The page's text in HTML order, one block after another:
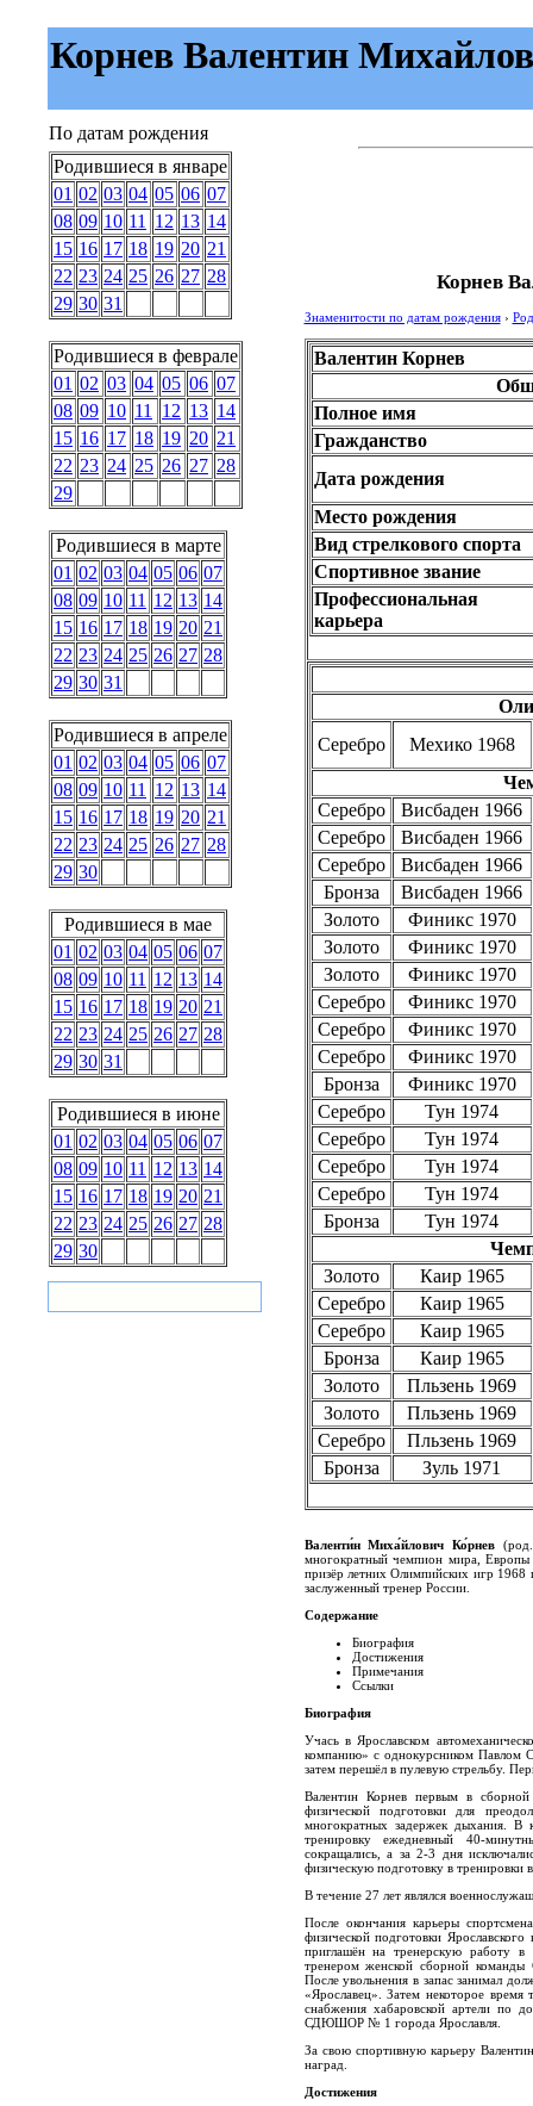
Корнев Валентин
По датам рождения
Родившиеся в январе
01 02 03 04 05 06 07
08 09 10 11 12 13 14
15 16 17 18 19 20 21
22 23 24 25 26 27 28
29 30 31
Родившиеся в феврале
01 02 03 04 05 06 07
08 09 10 11 12 13 14
15 16 17 18 19 20 21
22 23 24 25 26 27 28
29
Родившиеся в марте
01 02 03 04 05 06 07
08 09 10 11 12 13 14
15 16 17 18 19 20 21
22 23 24 25 26 27 28
29 30 31
Родившиеся в апреле
01 02 03 04 05 06 07
08 09 10 11 12 13 14
15 16 17 18 19 20 21
22 23 24 25 26 27 28
29 30
Родившиеся в мае
01 02 03 04 05 06 07
08 09 10 11 12 13 14
15 16 17 18 19 20 21
22 23 24 25 26 27 28
29 30 31
Родившиеся в июне
01 02 03 04 05 06 07
08 09 10 11 12 13 14
15 16 17 18 19 20 21
22 23 24 25 26 27 28
29 30
Корнев
Знаменитости по датам рождения›
Валентин Корнев
Полное имя
Гражданство
Дата рождения
Место рождения
Вид стрелкового спорта
Спортивное звание
Профессиональная
карьера
Серебро
Мехико 1968
Серебро
Висбаден 1966
Серебро
Висбаден 1966
Серебро
Висбаден 1966
Бронза
Висбаден 1966
Золото
Финикс 1970
Золото
Финикс 1970
Золото
Финикс 1970
Серебро
Финикс 1970
Серебро
Финикс 1970
Серебро
Финикс 1970
Бронза
Финикс 1970
Серебро
Тун 1974
Серебро
Тун 1974
Серебро
Тун 1974
Серебро
Тун 1974
Бронза
Тун 1974
Золото
Каир 1965
Серебро
Каир 1965
Серебро
Каир 1965
Бронза
Каир 1965
Золото
Пльзень 1969
Золото
Пльзень 1969
Серебро
Пльзень 1969
Бронза
Зуль 1971
Валенти́н Миха́йлович Ко́рнев
многократный чемпион мира,
призёр летних Олимпийских игр
заслуженный тренер России.
Содержание
Биография
Достижения
Примечания
Ссылки
Биография
Учась в Ярославском
компанию» с однокурсником Павлом
затем перешёл в пулевую стрельбу.
Валентин Корнев первым в
физической подготовки для
многократных задержек дыхания. В
тренировку ежедневный 40-
сокращались, а за 2-3 дня
физическую подготовку в тренировки
В течение 27 лет являлся
После окончания карьеры
физической подготовки
приглашён на тренерскую работу
тренером женской сборной
После увольнения в запас занимал
«Ярославец». Затем некоторое время
снабжения хабаровской артели по
СДЮШОР № 1 города Ярославля.
За свою спортивную карьеру
наград.
Достижения